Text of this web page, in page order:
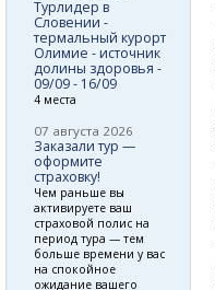
Турлидер в
Словении -
термальный курорт
Олимие - источник
долины здоровья -
09/09 - 16/09
4 места
07 августа 2026
Заказали тур —
оформите
страховку!
Чем раньше вы
активируете ваш
страховой полис на
период тура — тем
больше времени у вас
на спокойное
ожидание вашего